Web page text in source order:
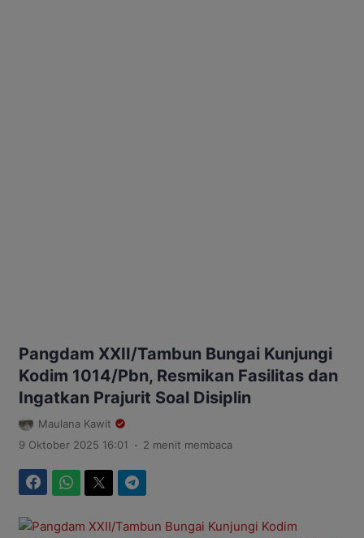
Pangdam XXII/Tambun Bungai Kunjungi
Kodim 1014/Pbn, Resmikan Fasilitas dan
Ingatkan Prajurit Soal Disiplin
Maulana Kawit
9 Oktober 2025 16:01
. 2 menit membaca